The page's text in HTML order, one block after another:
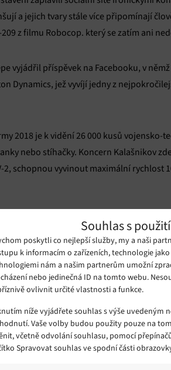
Souhlas s
poskytli co nejlepší služby, my a naši
k informacím o zařízeních, technologie
nám a našim partnerům umožní
nebo jedinečná ID na tomto webu.
ovlivnit určité vlastnosti a funkce.
níže vyjádřete souhlas s výše uvedeným
Vaše volby budou použity pouze na
včetně odvolání souhlasu, pomocí
Spravovat souhlas ve spodní části
a jejich tvary stále více připomínají
z filmu Robocop. který se zatím ani
vyjádřil příspěvek na Facebooku, v
Dynamics, jež vyvíjí jedny z
2018 je k vidění 26 000 kusů
nebo stíhačky. Koncern Kalašnikov
2, schopnou vyvinout maximální